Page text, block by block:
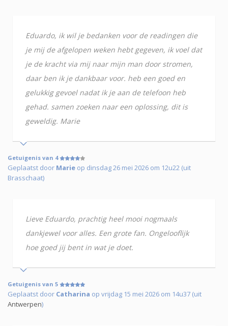
Eduardo, ik wil je bedanken voor de readingen die
je mij de afgelopen weken hebt gegeven, ik voel dat
je de kracht via mij naar mijn man door stromen,
daar ben ik je dankbaar voor. heb een goed en
gelukkig gevoel nadat ik je aan de telefoon heb
gehad. samen zoeken naar een oplossing, dit is
geweldig. Marie
Getuigenis van 4
Geplaatst door Marie op dinsdag 26 mei 2026 om 12u22 (uit
Brasschaat)
Lieve Eduardo, prachtig heel mooi nogmaals
dankjewel voor alles. Een grote fan. Ongelooflijk
hoe goed jij bent in wat je doet.
Getuigenis van 5
Geplaatst door Catharina op vrijdag 15 mei 2026 om 14u37 (uit
Antwerpen)